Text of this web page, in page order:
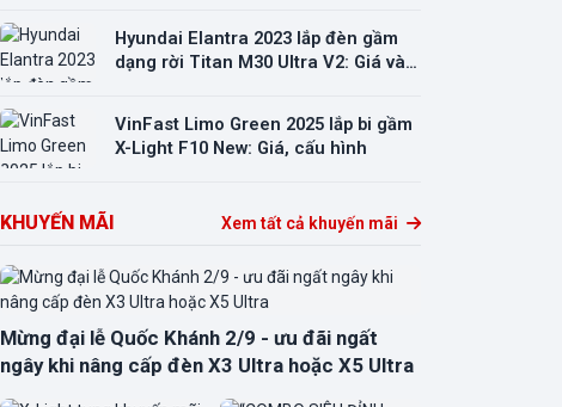
Hyundai Elantra 2023 lắp đèn gầm
dạng rời Titan M30 Ultra V2: Giá và
VinFast Limo Green 2025 lắp bi gầm
X-Light F10 New: Giá, cấu hình
KHUYẾN MÃI Xem tất cả khuyến mãi
Mừng đại lễ Quốc Khánh 2/9 - ưu đãi ngất
ngây khi nâng cấp đèn X3 Ultra hoặc X5 Ultra